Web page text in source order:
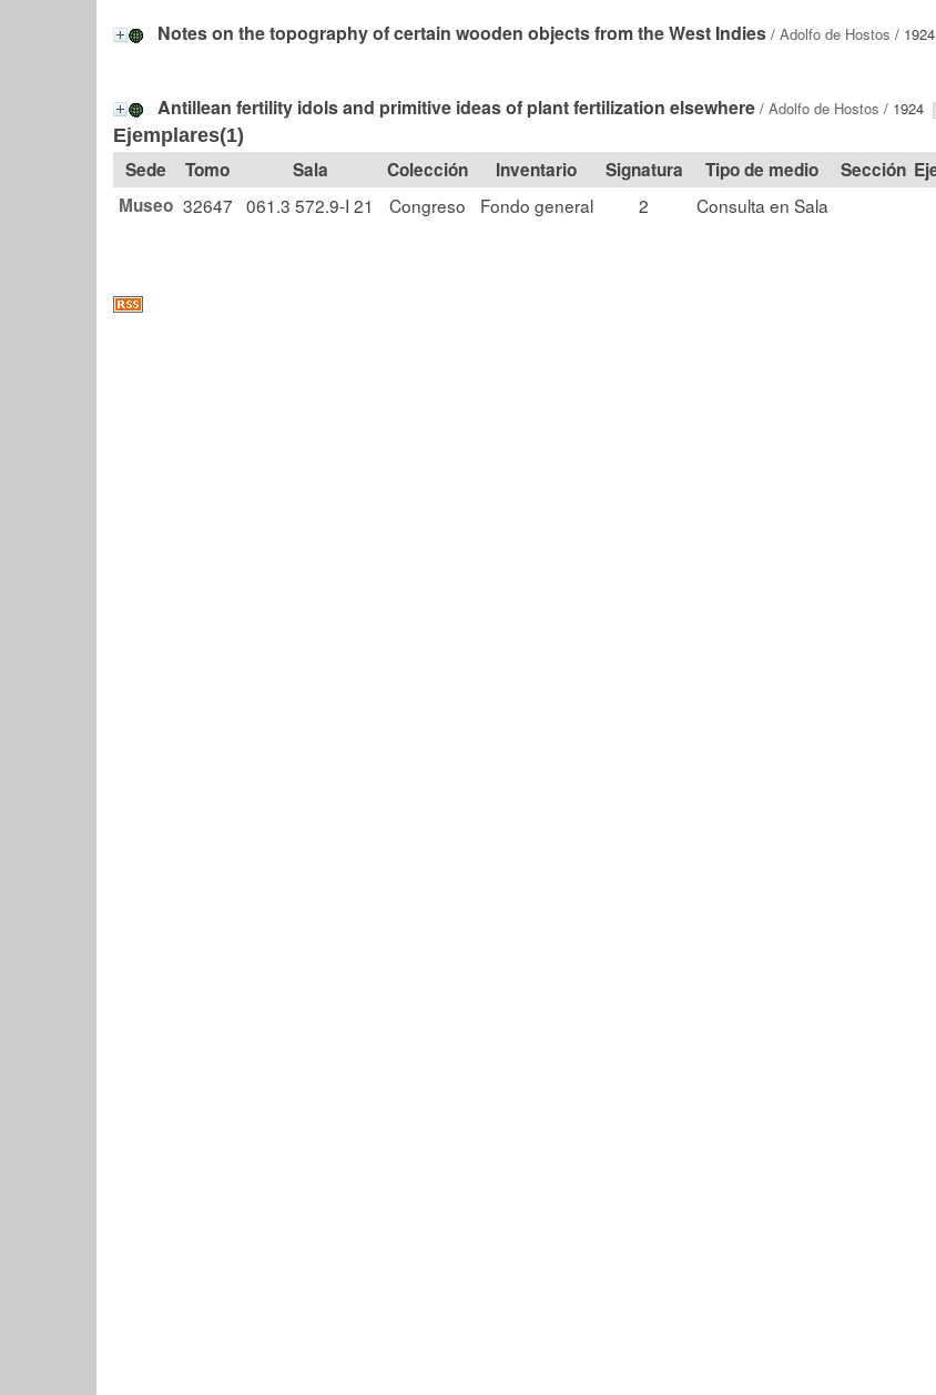
Notes on the topography of certain wooden objects from the West Indies / Adolfo de Hostos / 1924
Antillean fertility idols and primitive ideas of plant fertilization elsewhere / Adolfo de Hostos / 1924
Ejemplares(1)
Tomo Sala Colección Signatura Tipo de medio Sección
Museo 32647 061.3 572.9-I 21 Congreso Fondo general 2 Consulta en Sala